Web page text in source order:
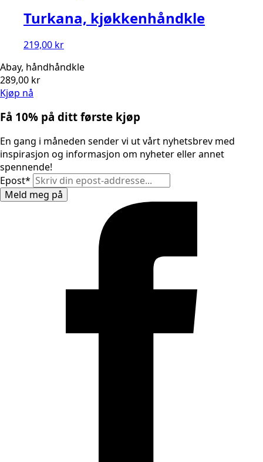
Turkana, kjøkkenhåndkle
219,00 kr
Abay, håndhåndkle
289,00 kr
Kjøp nå
Få 10% på ditt første kjøp
En gang i måneden sender vi ut vårt nyhetsbrev med
inspirasjon og informasjon om nyheter eller annet
spennende!
Epost*
Meld meg på